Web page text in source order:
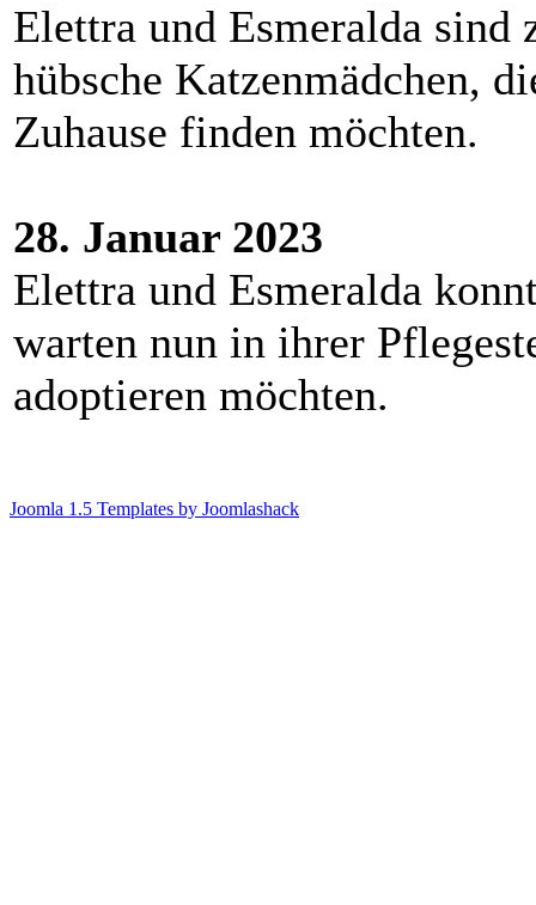
Elettra und Esmeralda sind
hübsche Katzenmädchen,
Zuhause finden möchten.
28. Januar 2023
Elettra und Esmeralda
warten nun in ihrer
adoptieren möchten.
Joomla 1.5 Templates by Joomlashack